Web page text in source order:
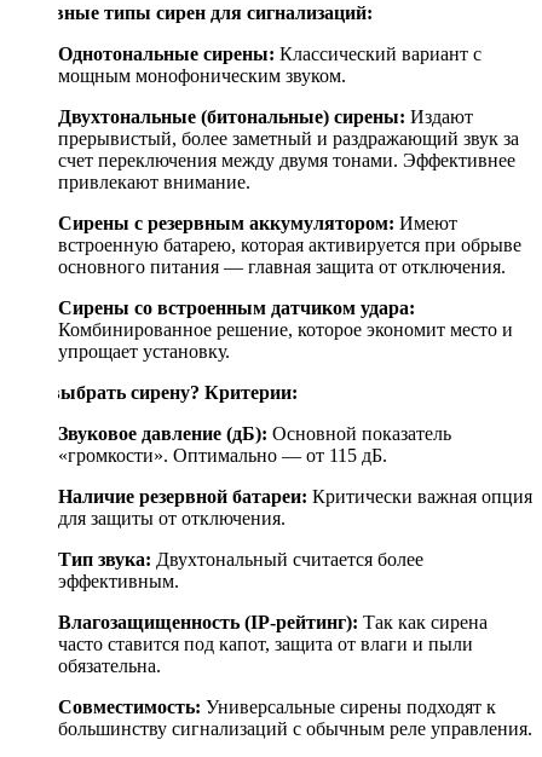
Основные типы сирен для сигнализаций:
Однотональные сирены: Классический вариант с
мощным монофоническим звуком.
Двухтональные (битональные) сирены: Издают
прерывистый, более заметный и раздражающий звук за
счет переключения между двумя тонами. Эффективнее
привлекают внимание.
Сирены с резервным аккумулятором: Имеют
встроенную батарею, которая активируется при обрыве
основного питания — главная защита от отключения.
Сирены со встроенным датчиком удара:
Комбинированное решение, которое экономит место и
упрощает установку.
Как выбрать сирену? Критерии:
Звуковое давление (дБ): Основной показатель
«громкости». Оптимально — от 115 дБ.
Наличие резервной батареи: Критически важная опция
для защиты от отключения.
Тип звука: Двухтональный считается более
эффективным.
Влагозащищенность (IP-рейтинг): Так как сирена
часто ставится под капот, защита от влаги и пыли
обязательна.
Совместимость: Универсальные сирены подходят к
большинству сигнализаций с обычным реле управления.